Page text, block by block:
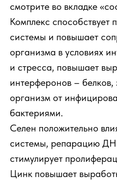
смотрите во вкладке
Комплекс способствует
системы и повышает
организма в условиях
и стресса, повышает
интерферонов –
организм от
бактериями.
Селен положительно
системы, репарацию
стимулирует
Цинк повышает